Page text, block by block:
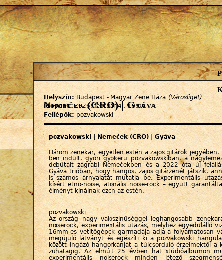
Jump to navigation
Nemeček (CRO) | Gyáva
Helyszín: Budapest - Magyar Zene Háza (Városliget)
Időpont:2026. február 4., 19:00
Fellépők: pozvakowski
pozvakowski | Nemeček (CRO) | Gyáva
Három zenekar, egyetlen estén a zajos gitárok jegyében.
ben indult, győri gyökerű pozvakowskiban, a
debütált zágrábi Nemečekben és a 2022 óta új
Gyáva trióban, hogy hangos, zajos gitárzenét játszik,
is számos árnyalatát mutatja be. Experimentális
kísért etno-noise, atonális noise-rock – együtt
élményt kínálnak ezen az estén.
=========================
pozvakowski
Az ország nagy valószínűséggel leghangosabb
noiserock, experimentális utazás, melyhez egyedülálló
16mm-es vetítőgépek garmadája adja a folyamatosan
megújuló látványt és egészíti ki a pozvakowski
között ingázó hangorkánját a túlcsorduló érzelmektől a
zuhatagig. Az elmúlt 25 évben hat stúdióalbumon
experimentális noiserock minden létező